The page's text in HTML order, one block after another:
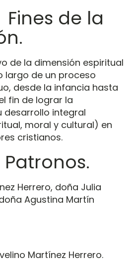
de la
de la dimensión espiritual
largo de un proceso
desde la infancia hasta
fin de lograr la
desarrollo integral
moral y cultural) en
cristianos.
Herrero, doña Julia
Agustina Martín
Martínez Herrero.